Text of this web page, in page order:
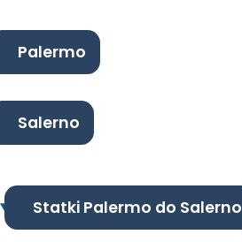
Palermo
Salerno
Statki Palermo do Salerno